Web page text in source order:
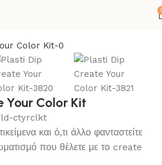
Your Color Kit
ctyrclkt
και ό,τι άλλο φανταστείτε
που θέλετε με το create